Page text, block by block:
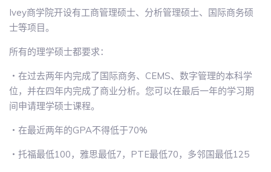
Ivey商学院开设有工商管理硕士、分析管理硕士、国际商务硕
士等项目。
所有的理学硕士都要求：
・在过去两年内完成了国际商务、CEMS、数字管理的本科学
位，并在四年内完成了商业分析。您可以在最后一年的学习期
间申请理学硕士课程。
・在最近两年的GPA不得低于70%
・托福最低100，雅思最低7，PTE最低70，多邻国最低125